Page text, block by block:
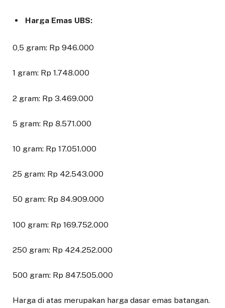
Harga Emas UBS:
0,5 gram: Rp 946.000
1 gram: Rp 1.748.000
2 gram: Rp 3.469.000
5 gram: Rp 8.571.000
10 gram: Rp 17.051.000
25 gram: Rp 42.543.000
50 gram: Rp 84.909.000
100 gram: Rp 169.752.000
250 gram: Rp 424.252.000
500 gram: Rp 847.505.000
Harga di atas merupakan harga dasar emas batangan.